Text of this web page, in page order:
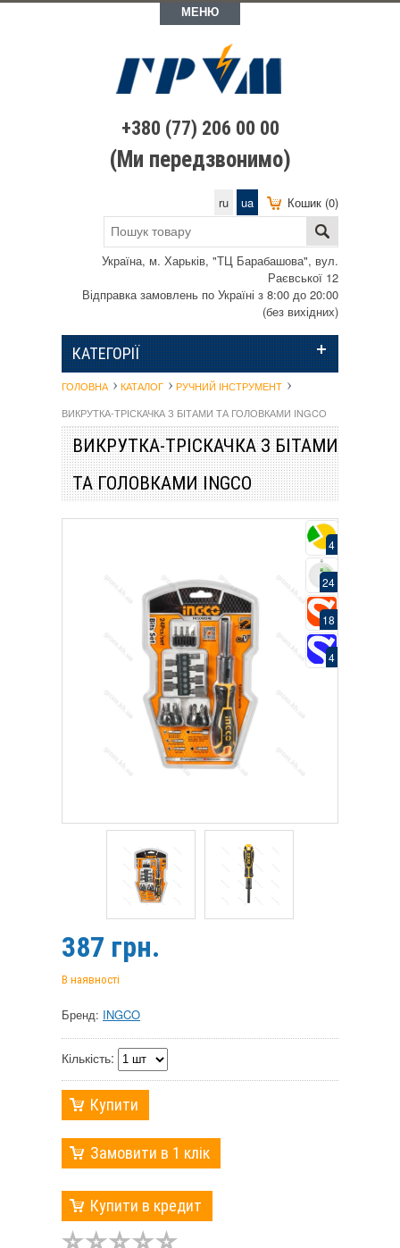
МЕНЮ
+380 (77) 206 00 00
(Ми передзвонимо)
Кошик (0)
ru ua
Україна, м. Харьків, "ТЦ Барабашова", вул.
Раєвської 12
Відправка замовлень по Україні з 8:00 до 20:00
(без вихідних)
КАТЕГОРІЇ
ГОЛОВНА КАТАЛОГ
РУЧНИЙ ІНСТРУМЕНТ
ВИКРУТКА-ТРІСКАЧКА З БІТАМИ ТА ГОЛОВКАМИ INGCO
ВИКРУТКА-ТРІСКАЧКА З БІТАМИ
ТА ГОЛОВКАМИ INGCO
4
24
18
4
387 грн.
В наявності
Бренд: INGCO
Кількість:
Купити
Замовити в 1 клік
Купити в кредит